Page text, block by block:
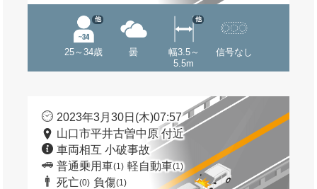
25～34歳
他
曇
幅3.5～
5.5m
他
信号なし
2023年3月30日(木)07:57
山口市平井古曽中原 付近
車両相互 小破事故
普通乗用車(1) 軽自動車(1)
死亡(0) 負傷(1)